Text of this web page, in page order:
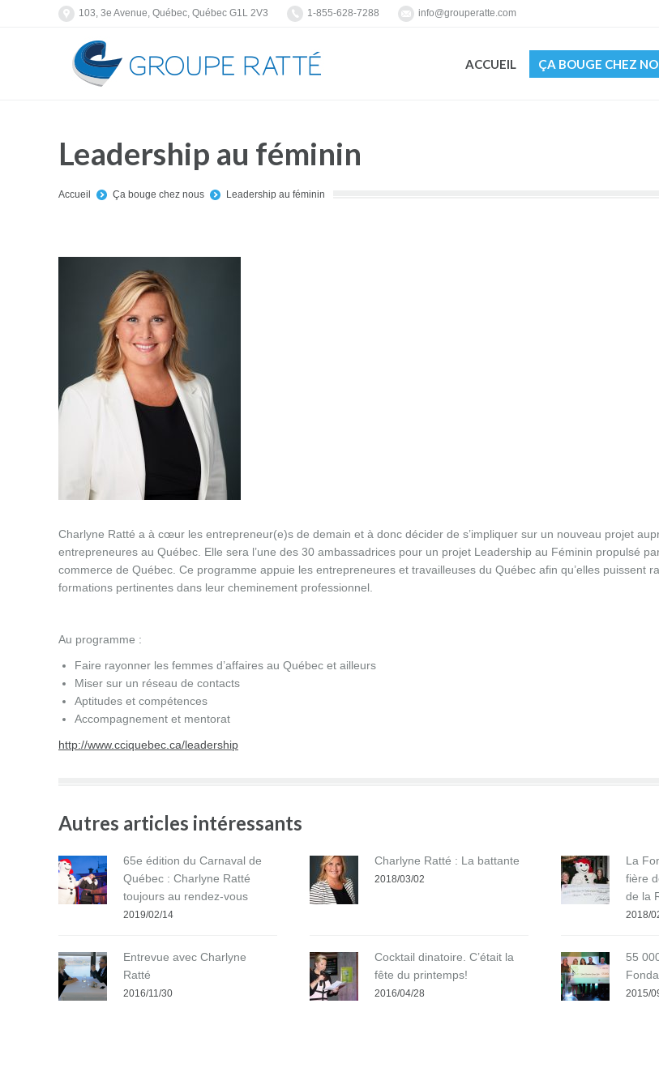
103, 3e Avenue, Québec, Québec G1L 2V3 1-855-628-7288 info@grouperatte.com
ACCUEIL ÇA BOUGE CHEZ
Leadership au féminin
You are here:
Accueil Ça bouge chez nous Leadership au féminin
Charlyne Ratté a à cœur les entrepreneur(e)s de demain et à donc décider de s’impliquer sur un nouveau projet
entrepreneures au Québec. Elle sera l’une des 30 ambassadrices pour un projet Leadership au Féminin propulsé
commerce de Québec. Ce programme appuie les entrepreneures et travailleuses du Québec afin qu’elles puissent
formations pertinentes dans leur cheminement professionnel.
Au programme :
Faire rayonner les femmes d’affaires au Québec et ailleurs
Miser sur un réseau de contacts
Aptitudes et compétences
Accompagnement et mentorat
http://www.cciquebec.ca/leadership
Autres articles intéressants
65e édition du Carnaval de
Québec : Charlyne Ratté
toujours au rendez-vous
2019/02/14
Charlyne Ratté : La battante
2018/03/02
La
fière
de la
2018/
Entrevue avec Charlyne
Ratté
2016/11/30
Cocktail dinatoire. C’était la
fête du printemps!
2016/04/28
55
2015/